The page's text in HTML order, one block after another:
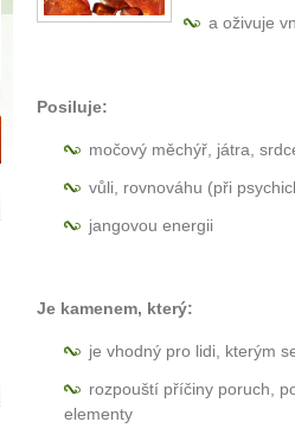
a oživuje
Posiluje:
močový měchýř, játra,
vůli, rovnováhu (při
jangovou energii
Je kamenem, který:
je vhodný pro lidi, kterým
rozpouští příčiny poruch,
elementy